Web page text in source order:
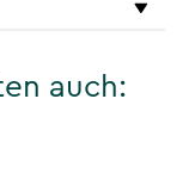
auch: